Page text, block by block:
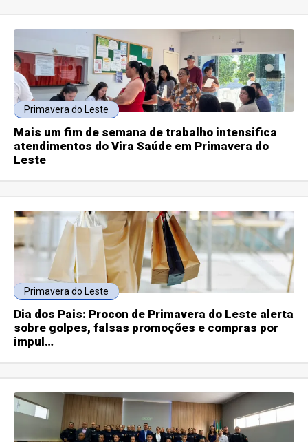
Primavera do Leste
Mais um fim de semana de trabalho intensifica
atendimentos do Vira Saúde em Primavera do
Leste
Primavera do Leste
Dia dos Pais: Procon de Primavera do Leste alerta
sobre golpes, falsas promoções e compras por
impul…